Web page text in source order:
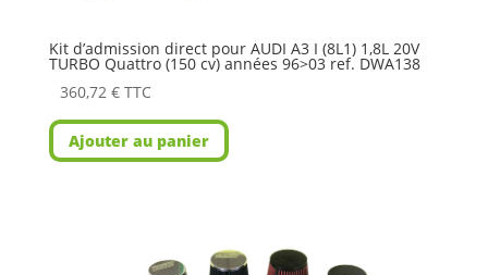
Kit d’admission direct pour AUDI A3 I (8L1) 1,8L 20V
TURBO Quattro (150 cv) années 96>03 ref. DWA138
360,72 € TTC
Ajouter au panier